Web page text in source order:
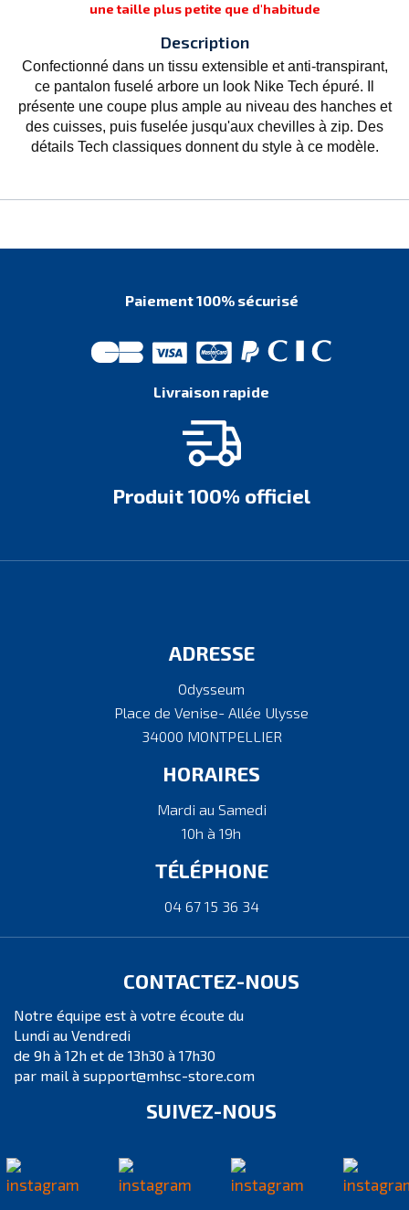
une taille plus petite que d'habitude
Description
Confectionné dans un tissu extensible et anti-transpirant,
ce pantalon fuselé arbore un look Nike Tech épuré. Il
présente une coupe plus ample au niveau des hanches et
des cuisses, puis fuselée jusqu'aux chevilles à zip. Des
détails Tech classiques donnent du style à ce modèle.
Paiement 100% sécurisé
Livraison rapide
Produit 100% officiel
ADRESSE
Odysseum
Place de Venise- Allée Ulysse
34000 MONTPELLIER
HORAIRES
Mardi au Samedi
10h à 19h
TÉLÉPHONE
04 67 15 36 34
CONTACTEZ-NOUS
Notre équipe est à votre écoute du
Lundi au Vendredi
de 9h à 12h et de 13h30 à 17h30
par mail à support@mhsc-store.com
SUIVEZ-NOUS